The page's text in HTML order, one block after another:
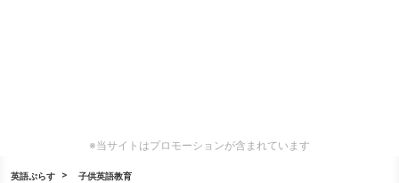
※当サイトはプロモーションが含まれています
英語ぷらす 子供英語教育